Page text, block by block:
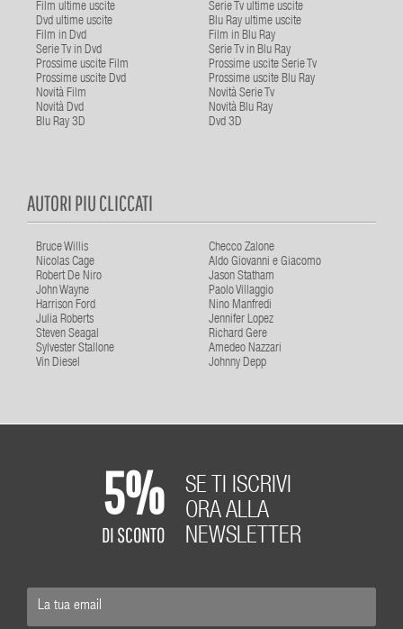
Film ultime uscite
Serie Tv ultime uscite
Dvd ultime uscite
Blu Ray ultime uscite
Film in Dvd
Film in Blu Ray
Serie Tv in Dvd
Serie Tv in Blu Ray
Prossime uscite Film
Prossime uscite Serie Tv
Prossime uscite Dvd
Prossime uscite Blu Ray
Novità Film
Novità Serie Tv
Novità Dvd
Novità Blu Ray
Blu Ray 3D
Dvd 3D
AUTORI PIU CLICCATI
Bruce Willis
Checco Zalone
Nicolas Cage
Aldo Giovanni e Giacomo
Robert De Niro
Jason Statham
John Wayne
Paolo Villaggio
Harrison Ford
Nino Manfredi
Julia Roberts
Jennifer Lopez
Steven Seagal
Richard Gere
Sylvester Stallone
Amedeo Nazzari
Vin Diesel
Johnny Depp
5%
DI SCONTO
SE TI ISCRIVI
ORA ALLA
NEWSLETTER